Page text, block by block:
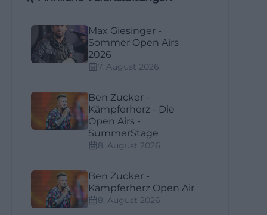
Max Giesinger -
Sommer Open Airs
2026
7. August 2026
Ben Zucker -
Kämpferherz - Die
Open Airs -
SummerStage
8. August 2026
Ben Zucker -
Kämpferherz Open Air
8. August 2026